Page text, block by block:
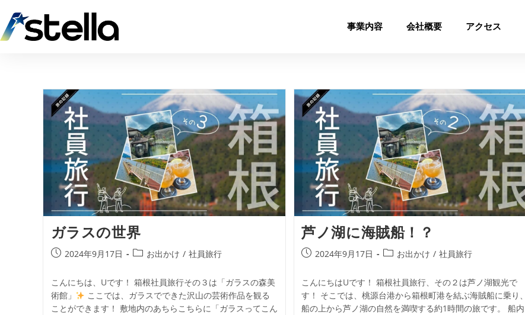
事業内容 会社概要 アクセス
ガラスの世界
2024年9月17日 お出かけ / 社員旅行
こんにちは、Uです！ 箱根社員旅行その３は「ガラスの森美
術館」
ここでは、ガラスでできた沢山の芸術作品を観る
ことができます！ 敷地内のあちらこちらに「ガラスってこん
芦ノ湖に海賊船！？
2024年9月17日 お出かけ / 社員旅行
こんにちはUです！ 箱根社員旅行、その２は芦ノ湖観光で
す！ そこでは、桃源台港から箱根町港を結ぶ海賊船に乗り、
船の上から芦ノ湖の自然を満喫する約1時間の旅です。 船内